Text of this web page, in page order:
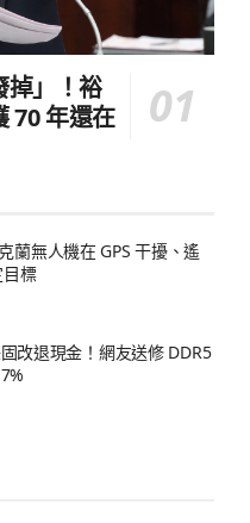
掉」！裕
70 年還在
蘭無人機在 GPS 干擾、遙
標
改退現金！網友送修 DDR5